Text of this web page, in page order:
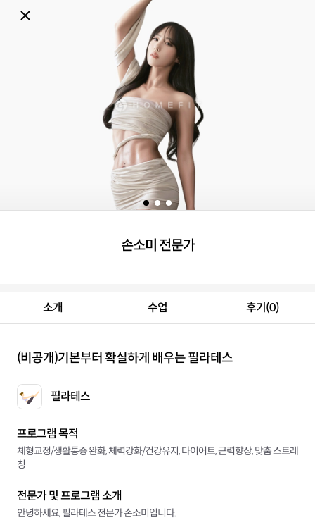
소개 수업 후기(0)
(비공개)기본부터 확실하게 배우는 필라테스
필라테스
프로그램 목적
체형교정/생활통증 완화, 체력강화/건강유지, 다이어트, 근력향상, 맞춤 스트레
칭
전문가 및 프로그램 소개
안녕하세요, 필라테스 전문가 손소미입니다.
손소미 전문가